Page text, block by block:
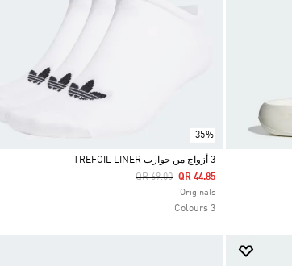
-35%
Selected
3 أزواج من جوارب TREFOIL LINER
Price Reduced From
QR 69.00ToQR 44.85
Originals
3 Colours